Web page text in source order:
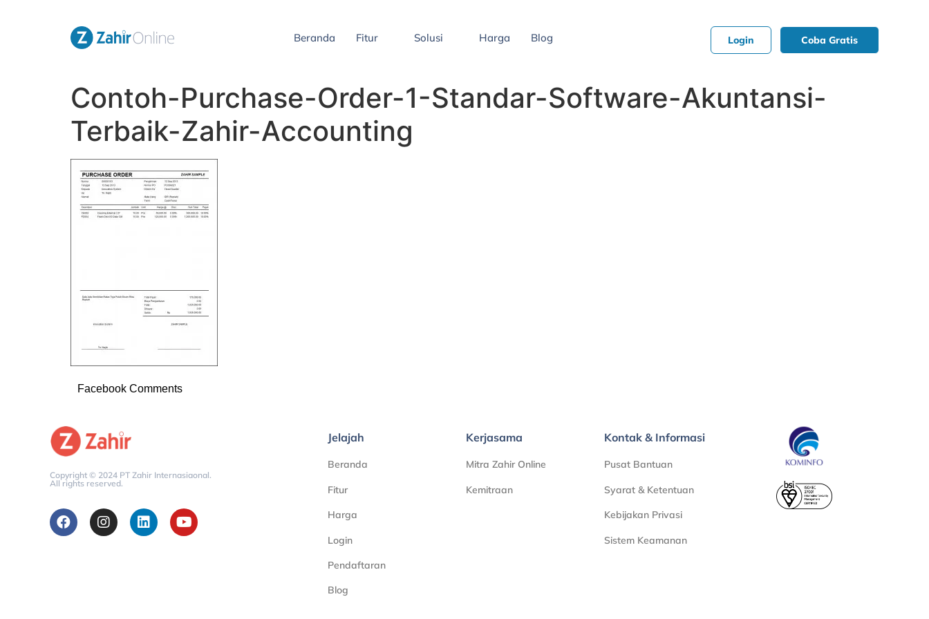
Beranda Fitur Solusi Harga Blog Login Coba Gratis
Contoh-Purchase-Order-1-Standar-Software-Akuntansi-
Terbaik-Zahir-Accounting
Facebook Comments
Copyright © 2024 PT Zahir Internasiaonal.
All rights reserved.
Jelajah
Beranda
Fitur
Harga
Login
Pendaftaran
Blog
Kerjasama
Mitra Zahir Online
Kemitraan
Kontak & Informasi
Pusat Bantuan
Syarat & Ketentuan
Kebijakan Privasi
Sistem Keamanan